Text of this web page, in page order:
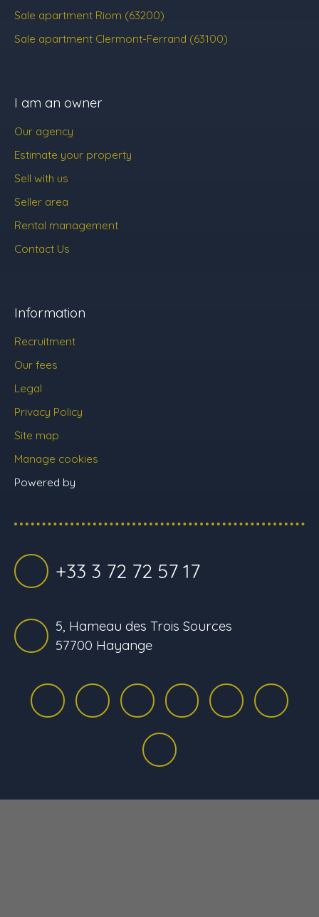
Sale apartment Riom (63200)
Sale apartment Clermont-Ferrand (63100)
I am an owner
Our agency
Estimate your property
Sell with us
Seller area
Rental management
Contact Us
Information
Recruitment
Our fees
Legal
Privacy Policy
Site map
Manage cookies
Powered by
+33 3 72 72 57 17
5, Hameau des Trois Sources
57700 Hayange